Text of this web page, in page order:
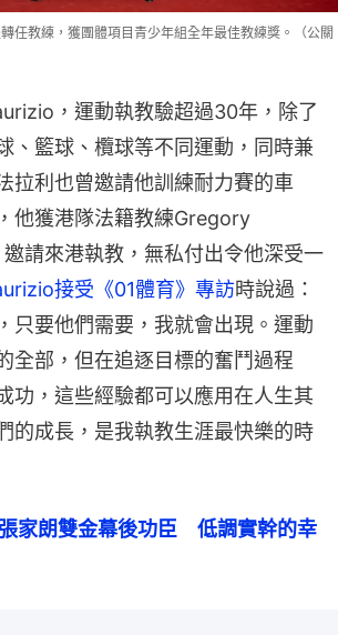
任教練，獲團體項目青少年組全年最佳教練獎。（公關
，運動執教驗超過30年，除了
、籃球、欖球等不同運動，同時兼
拉利也曾邀請他訓練耐力賽的車
他獲港隊法籍教練Gregory
請來港執教，無私付出令他深受一
接受《01體育》專訪時說過：
只要他們需要，我就會出現。運動
全部，但在追逐目標的奮鬥過程
功，這些經驗都可以應用在人生其
的成長，是我執教生涯最快樂的時
家朗雙金幕後功臣　低調實幹的幸